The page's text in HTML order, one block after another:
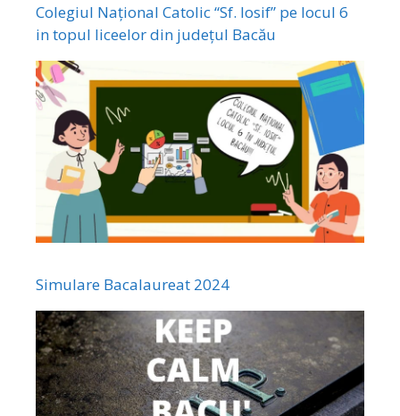
Colegiul Național Catolic “Sf. Iosif” pe locul 6
in topul liceelor din județul Bacău
Simulare Bacalaureat 2024